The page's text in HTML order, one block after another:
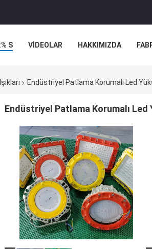
S VİDEOLAR HAKKIMIZDA
Endüstriyel Patlama Korumalı Led
Endüstriyel Patlama Korumalı Led